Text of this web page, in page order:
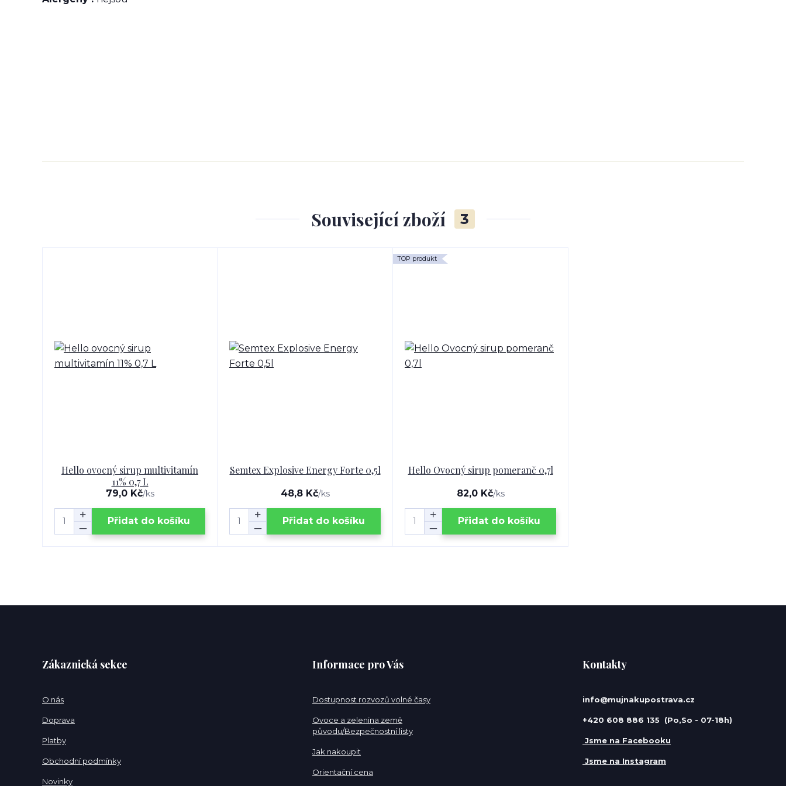
Související zboží 3
Hello ovocný sirup multivitamín
11% 0,7 L
79,0 Kč/ks
Přidat do košíku
Semtex Explosive Energy Forte 0,5l
48,8 Kč/ks
Přidat do košíku
TOP produkt
Hello Ovocný sirup pomeranč 0,7l
82,0 Kč/ks
Přidat do košíku
Zákaznická sekce
O nás
Doprava
Platby
Obchodní podmínky
Novinky
Informace pro Vás
Dostupnost rozvozů volné časy
Ovoce a zelenina země
původu/Bezpečnostní listy
Jak nakoupit
Orientační cena
Kontakty
info@mujnakupostrava.cz
+420 608 886 135 (Po,So - 07-18h)
Jsme na Facebooku
Jsme na Instagram